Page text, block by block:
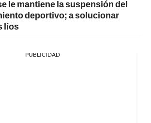
le mantiene la suspensión del
deportivo; a solucionar
líos
PUBLICIDAD